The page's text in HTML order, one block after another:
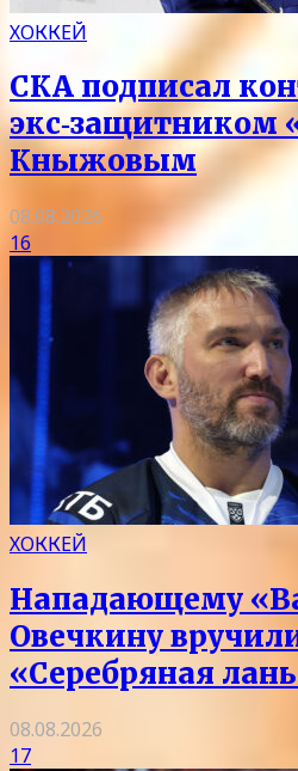
ХОККЕЙ
СКА подписал
экс‑защитником
Кныжовым
08.08.2026
16
ХОККЕЙ
Нападающему
Овечкину
«Серебряная
08.08.2026
17